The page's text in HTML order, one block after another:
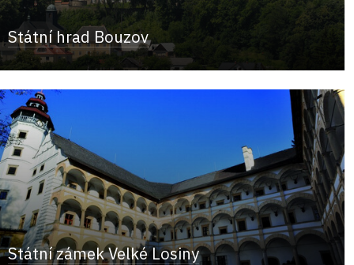
Státní hrad Bouzov
Státní zámek Velké Losiny